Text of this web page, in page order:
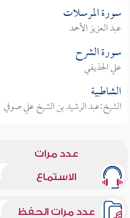
سورة المرسلات
عبد العزيز الأحمد
سورة الشرح
علي الحذيفي
الشاطبية
الشيخ:عبد الرشيد بن الشيخ علي صوفي
عدد مرات
الاستماع
عدد مرات الحفظ